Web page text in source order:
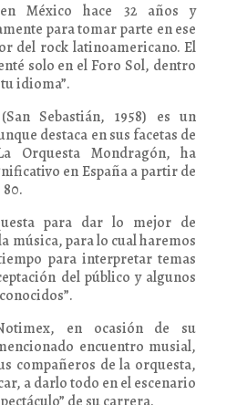
México hace 32 años y
para tomar parte en ese
del rock latinoamericano. El
solo en el Foro Sol, dentro
idioma”.
Sebastián, 1958) es un
destaca en sus facetas de
Orquesta Mondragón, ha
en España a partir de
para dar lo mejor de
música, para lo cual haremos
para interpretar temas
del público y algunos
en ocasión de su
encuentro musial,
compañeros de la orquesta,
a darlo todo en el escenario